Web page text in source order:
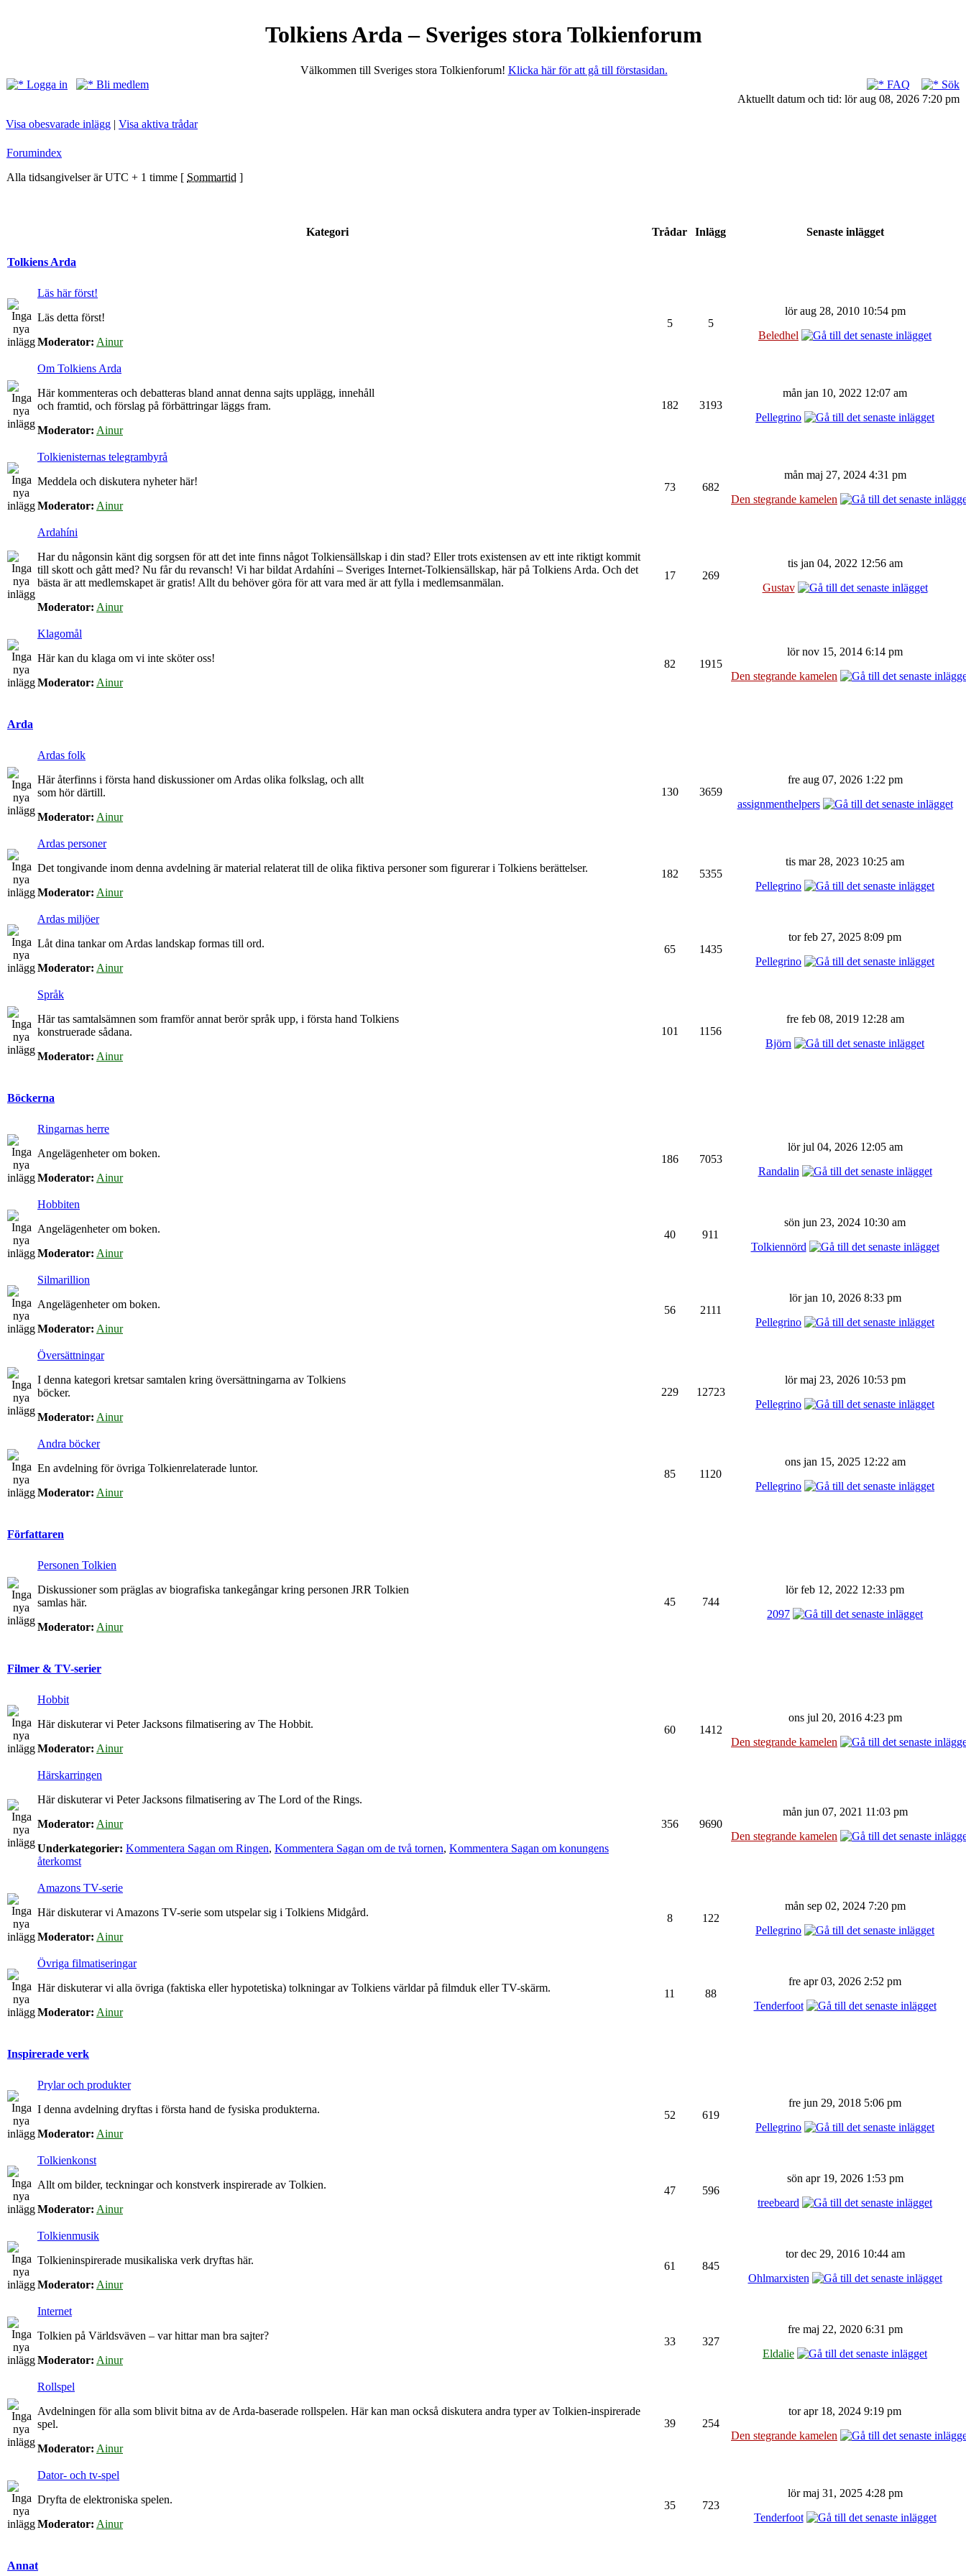
Tolkiens Arda – Sveriges stora Tolkienforum
Välkommen till Sveriges stora Tolkienforum! Klicka här för att gå till förstasidan.
Logga in
Bli medlem FAQ
Sök
Aktuellt datum och tid: lör aug 08, 2026 7:20 pm
Visa obesvarade inlägg | Visa aktiva trådar
Forumindex
Alla tidsangivelser är UTC + 1 timme [ Sommartid ]
Kategori Trådar Inlägg Senaste inlägget
Tolkiens Arda
Läs här först!
Läs detta först!
Moderator: Ainur
5 5
lör aug 28, 2010 10:54 pm
Beledhel
Om Tolkiens Arda
Här kommenteras och debatteras bland annat denna sajts upplägg, innehåll
och framtid, och förslag på förbättringar läggs fram.
Moderator: Ainur
182 3193
mån jan 10, 2022 12:07 am
Pellegrino
Tolkienisternas telegrambyrå
Meddela och diskutera nyheter här!
Moderator: Ainur
73 682
mån maj 27, 2024 4:31 pm
Den stegrande kamelen
Ardahíni
Har du någonsin känt dig sorgsen för att det inte finns något Tolkiensällskap i din stad? Eller trots existensen av ett inte riktigt kommit
till skott och gått med? Nu får du revansch! Vi har bildat Ardahíni – Sveriges Internet-Tolkiensällskap, här på Tolkiens Arda. Och det
bästa är att medlemskapet är gratis! Allt du behöver göra för att vara med är att fylla i medlemsanmälan.
Moderator: Ainur
17 269
tis jan 04, 2022 12:56 am
Gustav
Klagomål
Här kan du klaga om vi inte sköter oss!
Moderator: Ainur
82 1915
lör nov 15, 2014 6:14 pm
Den stegrande kamelen
Arda
Ardas folk
Här återfinns i första hand diskussioner om Ardas olika folkslag, och allt
som hör därtill.
Moderator: Ainur
130 3659
fre aug 07, 2026 1:22 pm
assignmenthelpers
Ardas personer
Det tongivande inom denna avdelning är material relaterat till de olika fiktiva personer som figurerar i Tolkiens berättelser.
Moderator: Ainur
182 5355
tis mar 28, 2023 10:25 am
Pellegrino
Ardas miljöer
Låt dina tankar om Ardas landskap formas till ord.
Moderator: Ainur
65 1435
tor feb 27, 2025 8:09 pm
Pellegrino
Språk
Här tas samtalsämnen som framför annat berör språk upp, i första hand Tolkiens
konstruerade sådana.
Moderator: Ainur
101 1156
fre feb 08, 2019 12:28 am
Björn
Böckerna
Ringarnas herre
Angelägenheter om boken.
Moderator: Ainur
186 7053
lör jul 04, 2026 12:05 am
Randalin
Hobbiten
Angelägenheter om boken.
Moderator: Ainur
40 911
sön jun 23, 2024 10:30 am
Tolkiennörd
Silmarillion
Angelägenheter om boken.
Moderator: Ainur
56 2111
lör jan 10, 2026 8:33 pm
Pellegrino
Översättningar
I denna kategori kretsar samtalen kring översättningarna av Tolkiens
böcker.
Moderator: Ainur
229 12723
lör maj 23, 2026 10:53 pm
Pellegrino
Andra böcker
En avdelning för övriga Tolkienrelaterade luntor.
Moderator: Ainur
85 1120
ons jan 15, 2025 12:22 am
Pellegrino
Författaren
Personen Tolkien
Diskussioner som präglas av biografiska tankegångar kring personen JRR Tolkien
samlas här.
Moderator: Ainur
45 744
lör feb 12, 2022 12:33 pm
2097
Filmer & TV-serier
Hobbit
Här diskuterar vi Peter Jacksons filmatisering av The Hobbit.
Moderator: Ainur
60 1412
ons jul 20, 2016 4:23 pm
Den stegrande kamelen
Härskarringen
Här diskuterar vi Peter Jacksons filmatisering av The Lord of the Rings.
Moderator: Ainur
Underkategorier: Kommentera Sagan om Ringen, Kommentera Sagan om de två tornen, Kommentera Sagan om konungens
återkomst
356 9690
mån jun 07, 2021 11:03 pm
Den stegrande kamelen
Amazons TV-serie
Här diskuterar vi Amazons TV-serie som utspelar sig i Tolkiens Midgård.
Moderator: Ainur
8 122
mån sep 02, 2024 7:20 pm
Pellegrino
Övriga filmatiseringar
Här diskuterar vi alla övriga (faktiska eller hypotetiska) tolkningar av Tolkiens världar på filmduk eller TV-skärm.
Moderator: Ainur
11 88
fre apr 03, 2026 2:52 pm
Tenderfoot
Inspirerade verk
Prylar och produkter
I denna avdelning dryftas i första hand de fysiska produkterna.
Moderator: Ainur
52 619
fre jun 29, 2018 5:06 pm
Pellegrino
Tolkienkonst
Allt om bilder, teckningar och konstverk inspirerade av Tolkien.
Moderator: Ainur
47 596
sön apr 19, 2026 1:53 pm
treebeard
Tolkienmusik
Tolkieninspirerade musikaliska verk dryftas här.
Moderator: Ainur
61 845
tor dec 29, 2016 10:44 am
Ohlmarxisten
Internet
Tolkien på Världsväven – var hittar man bra sajter?
Moderator: Ainur
33 327
fre maj 22, 2020 6:31 pm
Eldalie
Rollspel
Avdelningen för alla som blivit bitna av de Arda-baserade rollspelen. Här kan man också diskutera andra typer av Tolkien-inspirerade
spel.
Moderator: Ainur
39 254
tor apr 18, 2024 9:19 pm
Den stegrande kamelen
Dator- och tv-spel
Dryfta de elektroniska spelen.
Moderator: Ainur
35 723
lör maj 31, 2025 4:28 pm
Tenderfoot
Annat